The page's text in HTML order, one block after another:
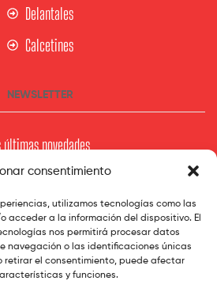
consentimiento
utilizamos tecnologías como las
acceder a la información del dispositivo. El
nos permitirá procesar datos
navegación o las identificaciones únicas
retirar el consentimiento, puede afectar
y funciones.
Delantales
Calcetines
NEWSLETTER
novedades
Subscribe